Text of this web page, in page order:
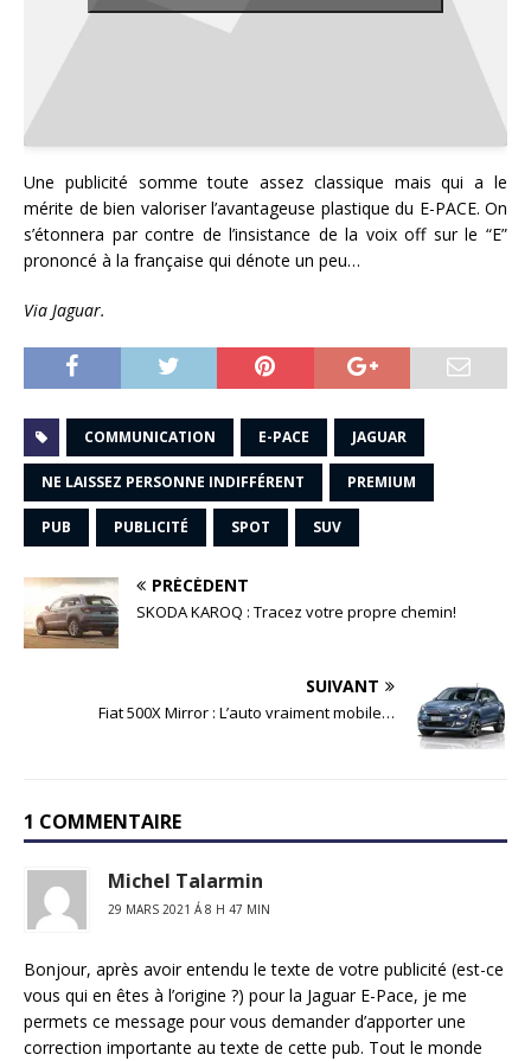
Une publicité somme toute assez classique mais qui a le
mérite de bien valoriser l’avantageuse plastique du E-PACE. On
s’étonnera par contre de l’insistance de la voix off sur le “E”
prononcé à la française qui dénote un peu…
Via Jaguar.
COMMUNICATION E-PACE JAGUAR
NE LAISSEZ PERSONNE INDIFFÉRENT PREMIUM
PUB PUBLICITÉ SPOT SUV
PRÉCÉDENT
SKODA KAROQ : Tracez votre propre chemin!
SUIVANT
Fiat 500X Mirror : L’auto vraiment mobile…
1 COMMENTAIRE
Michel Talarmin
29 MARS 2021 Á 8 H 47 MIN
Bonjour, après avoir entendu le texte de votre publicité (est-ce
vous qui en êtes à l’origine ?) pour la Jaguar E-Pace, je me
permets ce message pour vous demander d’apporter une
correction importante au texte de cette pub. Tout le monde